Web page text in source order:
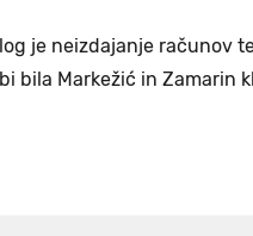
je neizdajanje računov
bila Markežić in Zamarin